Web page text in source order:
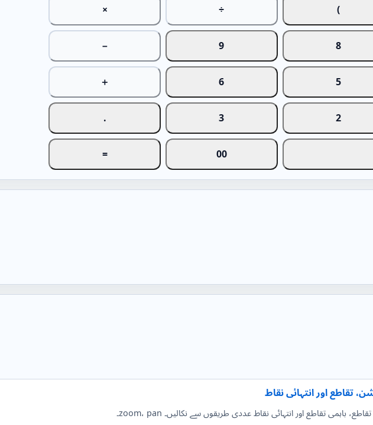
)
÷
×
8
9
−
5
6
＋
2
3
.
00
=